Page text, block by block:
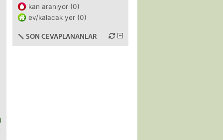
kan aranıyor (0)
ev/kalacak yer (0)
SON CEVAPLANANLAR